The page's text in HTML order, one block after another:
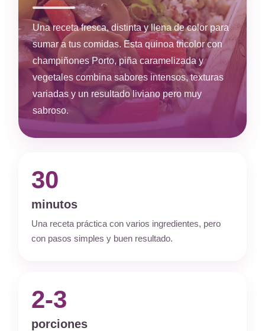
Una receta fresca, distinta y llena de color para
sumar a tus comidas. Esta quinoa tricolor con
champiñones Porto, piña caramelizada y
vegetales combina sabores intensos, texturas
variadas y un resultado liviano pero muy
sabroso.
30
minutos
Una receta práctica con varios ingredientes, pero
con pasos simples y buen resultado.
2-3
porciones
Champi +